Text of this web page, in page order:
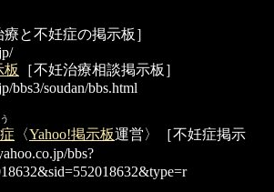
療と不妊症の掲示板］
板
［不妊治療相談掲示板］
bbs3/soudan/bbs.html
〈Yahoo!掲示板運営〉［不妊症掲示
bbs?